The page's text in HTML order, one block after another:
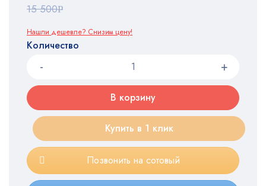
15 500Р
Нашли дешевле? Снизим цену!
Количество
В корзину
Купить в 1 клик
Позвонить на сотовый